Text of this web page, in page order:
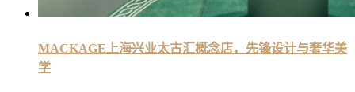
MACKAGE上海兴业太古汇概念店，先锋设计与奢华美
学